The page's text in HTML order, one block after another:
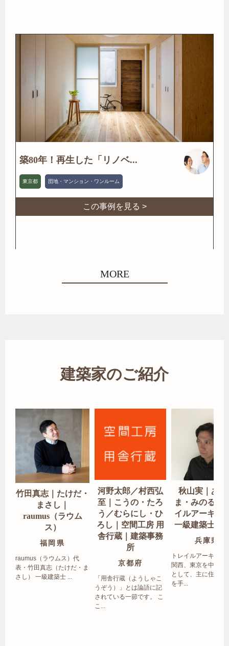
築80年！再生した「リノベ...
東京都 団地・マンション・ワンルーム
この事例を見る >
MORE
建築家のご紹介
竹田真志｜たけだ・
まさし｜
raumus（ラウム
ス）
福岡県
raumus（ラウムス）代
表・竹田真志（たけだ・ま
さし） 一級建築士 ...
河野太郎／村西弘
至｜こうの・たろ
う／むらにし・ひ
ろし｜空間工房 用
舎行蔵｜建築事務
所
京都府
「用舎行蔵（ようしゃこ
うぞう）」とは論語に記
されている一節です。 こ
こ...
秋山実｜あき
ま・みのる｜
イルアーキテ
一級建築士事
兵庫県
トレイルアーキテク
関西、東京を中心エ
として、主に住宅の
を手...